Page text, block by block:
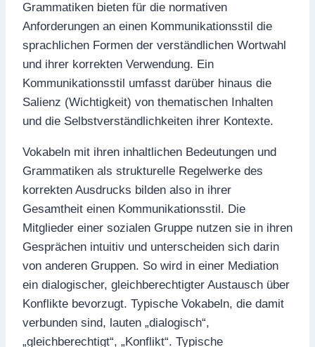
Grammatiken bieten für die normativen
Anforderungen an einen Kommunikationsstil die
sprachlichen Formen der verständlichen Wortwahl
und ihrer korrekten Verwendung. Ein
Kommunikationsstil umfasst darüber hinaus die
Salienz (Wichtigkeit) von thematischen Inhalten
und die Selbstverständlichkeiten ihrer Kontexte.
Vokabeln mit ihren inhaltlichen Bedeutungen und
Grammatiken als strukturelle Regelwerke des
korrekten Ausdrucks bilden also in ihrer
Gesamtheit einen Kommunikationsstil. Die
Mitglieder einer sozialen Gruppe nutzen sie in ihren
Gesprächen intuitiv und unterscheiden sich darin
von anderen Gruppen. So wird in einer Mediation
ein dialogischer, gleichberechtigter Austausch über
Konflikte bevorzugt. Typische Vokabeln, die damit
verbunden sind, lauten „dialogisch“,
„gleichberechtigt“, „Konflikt“. Typische